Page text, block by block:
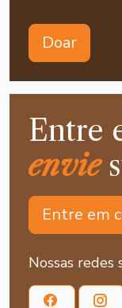
Doar
Entre
envie
Entre em
Nossas redes